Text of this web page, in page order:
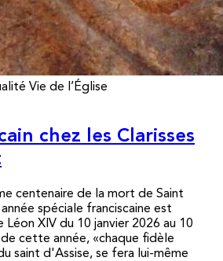
Vie de l’Église
chez les Clarisses
centenaire de la mort de Saint
spéciale franciscaine est
XIV du 10 janvier 2026 au 10
cette année, «chaque fidèle
saint d'Assise, se fera lui-même